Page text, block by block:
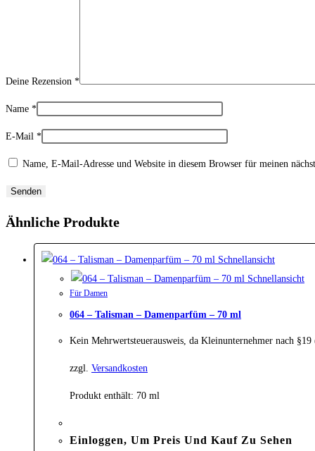
Deine Rezension *
Name *
E-Mail *
Name, E-Mail-Adresse und Website in diesem Browser für meinen
Ähnliche Produkte
Schnellansicht
Schnellansicht
Für Damen
064 – Talisman – Damenparfüm – 70 ml
Kein Mehrwertsteuerausweis, da Kleinunternehmer nach
zzgl. Versandkosten
Produkt enthält: 70 ml
Einloggen, Um Preis Und Kauf Zu Sehen